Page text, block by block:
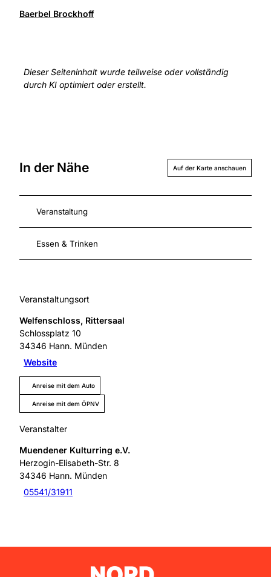
Baerbel Brockhoff
Dieser Seiteninhalt wurde teilweise oder vollständig
durch KI optimiert oder erstellt.
In der Nähe Auf der Karte anschauen
Veranstaltung
Essen & Trinken
Veranstaltungsort
Welfenschloss, Rittersaal
Schlossplatz 10
34346 Hann. Münden
Website
Anreise mit dem Auto
Anreise mit dem ÖPNV
Veranstalter
Muendener Kulturring e.V.
Herzogin-Elisabeth-Str. 8
34346 Hann. Münden
05541/31911